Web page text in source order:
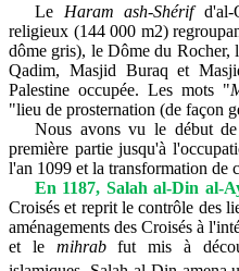
Le Haram ash-Shérifd'al-
religieux (144 000 m2)
dôme gris), le Dôme du Rocher,
Qadim, Masjid Buraq et
Palestine occupée. Les mots "
"lieu de prosternation (de façon
Nous avons vu le début
première partie jusqu'à
l'an 1099 et la transformation de
En 1187, Salah al-Din al-
Croisés et reprit le contrôle des
aménagements des Croisés à
et le mihrabfut mis à